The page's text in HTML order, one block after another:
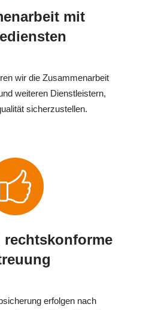
mit
wir die Zusammenarbeit
weiteren Dienstleistern,
sicherzustellen.
rechtskonforme
erfolgen nach